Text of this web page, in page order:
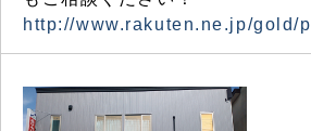
http://www.rakuten.ne.jp/gold/